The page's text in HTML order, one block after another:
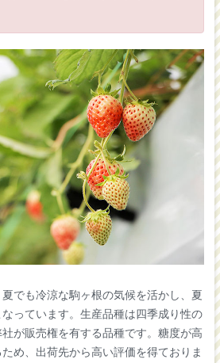
でも冷涼な駒ヶ根の気候を活かし、夏
っています。生産品種は四季成り性の
が販売権を有する品種です。糖度が高
め、出荷先から高い評価を得ておりま